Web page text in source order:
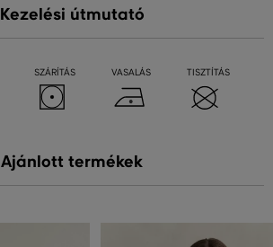
Kezelési útmutató
SZÁRÍTÁS VASALÁS TISZTÍTÁS
Ajánlott termékek